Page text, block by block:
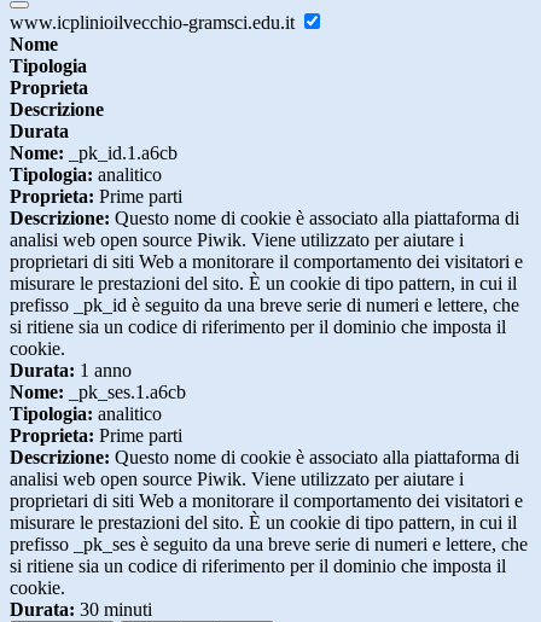
www.icplinioilvecchio-gramsci.edu.it
Nome
Tipologia
Proprieta
Descrizione
Durata
Nome: _pk_id.1.a6cb
Tipologia: analitico
Proprieta: Prime parti
Descrizione: Questo nome di cookie è associato alla piattaforma di
analisi web open source Piwik. Viene utilizzato per aiutare i
proprietari di siti Web a monitorare il comportamento dei visitatori e
misurare le prestazioni del sito. È un cookie di tipo pattern, in cui il
prefisso _pk_id è seguito da una breve serie di numeri e lettere, che
si ritiene sia un codice di riferimento per il dominio che imposta il
cookie.
Durata: 1 anno
Nome: _pk_ses.1.a6cb
Tipologia: analitico
Proprieta: Prime parti
Descrizione: Questo nome di cookie è associato alla piattaforma di
analisi web open source Piwik. Viene utilizzato per aiutare i
proprietari di siti Web a monitorare il comportamento dei visitatori e
misurare le prestazioni del sito. È un cookie di tipo pattern, in cui il
prefisso _pk_ses è seguito da una breve serie di numeri e lettere, che
si ritiene sia un codice di riferimento per il dominio che imposta il
cookie.
Durata: 30 minuti